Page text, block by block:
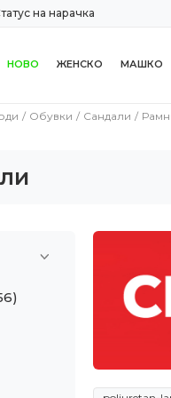
на нарачка
платежна картичка!
НОВО ЖЕНСКО МАШКО
Обувки Сандали